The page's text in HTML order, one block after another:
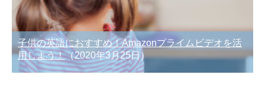
子供の英語におすすめ！Amazonプライムビデオを活
用しよう！（2020年3月25日）